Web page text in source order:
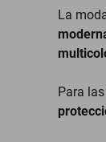
La
Para